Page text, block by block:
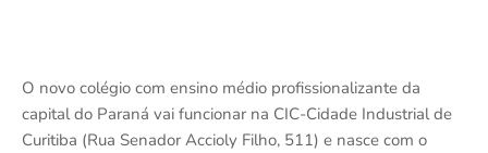
O novo colégio com ensino médio profissionalizante da
capital do Paraná vai funcionar na CIC-Cidade Industrial de
Curitiba (Rua Senador Accioly Filho, 511) e nasce com o